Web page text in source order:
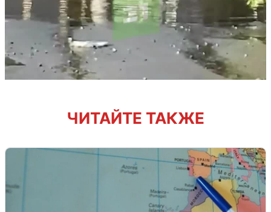
ЧИТАЙТЕ ТАКЖЕ